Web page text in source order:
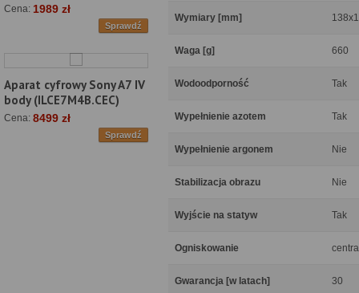
Cena: 1989 zł
Sprawdź
Aparat cyfrowy Sony A7 IV
body (ILCE7M4B.CEC)
Cena: 8499 zł
Sprawdź
Wymiary [mm]
Waga [g] 660
Wodoodporność Tak
Wypełnienie azotem Tak
Wypełnienie argonem Nie
Stabilizacja obrazu Nie
Wyjście na statyw Tak
Ogniskowanie
Gwarancja [w latach] 30